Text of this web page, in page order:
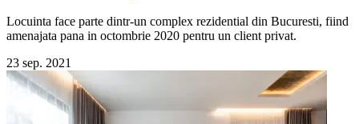
Locuinta face parte dintr-un complex rezidential din Bucuresti, fiind
amenajata pana in octombrie 2020 pentru un client privat.
23 sep. 2021